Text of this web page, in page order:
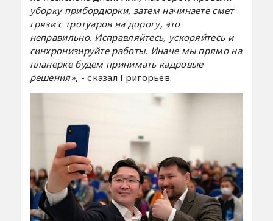
уборку прибордюрки, затем начинаете смет
грязи с тротуаров на дорогу, это
неправильно. Исправляйтесь, ускоряйтесь и
синхронизируйте работы. Иначе мы прямо на
планерке будем принимать кадровые
решения», - сказал Григорьев.